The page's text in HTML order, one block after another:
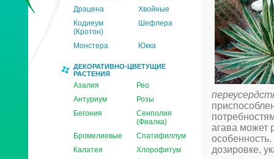
Драцена
Хвойные
Кодиеум
(Кротон)
Шефлера
Монстера Юкка
ДЕКОРАТИВНО-ЦВЕТУЩИЕ
РАСТЕНИЯ
Азалия
Рео
Антуриум
Розы
Бегония
Сенполия
(Фиалка)
Бромелиевые
Спатифиллум
Калатея
Хлорофитум
агава может
дозировке,